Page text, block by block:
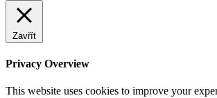
Zavřít
Privacy Overview
This website uses cookies to improve your